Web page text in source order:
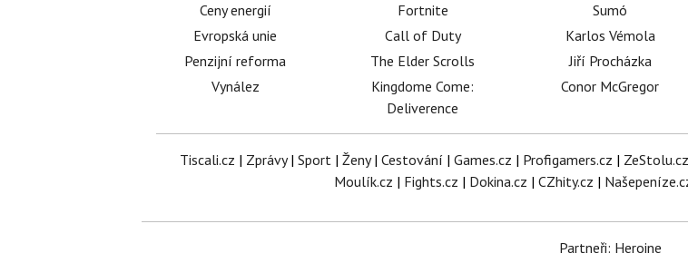
Ceny energií
Evropská unie
Penzijní reforma
Vynález
Fortnite
Call of Duty
The Elder Scrolls
Kingdome Come:
Deliverence
Sumó
Karlos Vémola
Jiří Procházka
Conor McGregor
Tiscali.cz | Zprávy| Sport| Ženy| Cestování | Games.cz | Profigamers.cz | ZeStolu.cz
Moulík.cz | Fights.cz | Dokina.cz | CZhity.cz |
Partneři: Heroine